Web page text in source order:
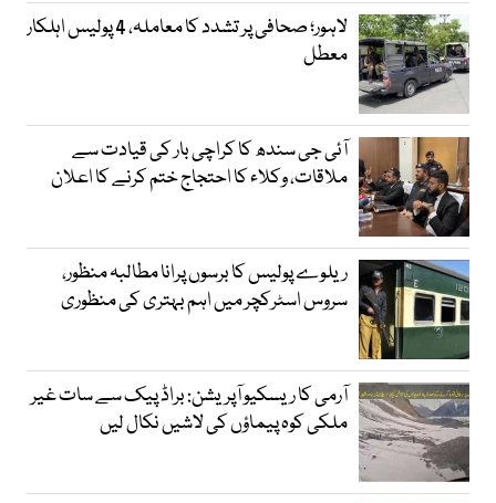
لاہور؛ صحافی پر تشدد کا معاملہ، 4 پولیس اہلکار
معطل
آئی جی سندھ کا کراچی بار کی قیادت سے
ملاقات، وکلاء کا احتجاج ختم کرنے کا اعلان
ریلوے پولیس کا برسوں پرانا مطالبہ منظور،
سروس اسٹرکچر میں اہم بہتری کی منظوری
آرمی کا ریسکیو آپریشن: براڈ پیک سے سات غیر
ملکی کوہ پیماؤں کی لاشیں نکال لیں